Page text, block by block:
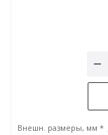
Внешн. размеры, мм *